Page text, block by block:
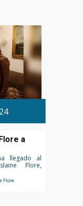
a
llegado al
Flore,
Flore